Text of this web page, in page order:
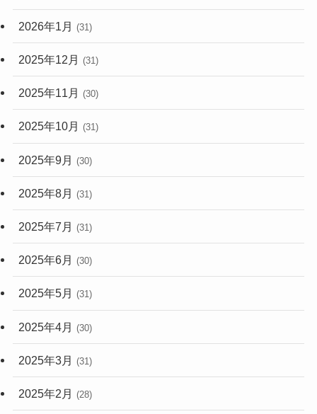
2026年1月 (31)
2025年12月 (31)
2025年11月 (30)
2025年10月 (31)
2025年9月 (30)
2025年8月 (31)
2025年7月 (31)
2025年6月 (30)
2025年5月 (31)
2025年4月 (30)
2025年3月 (31)
2025年2月 (28)